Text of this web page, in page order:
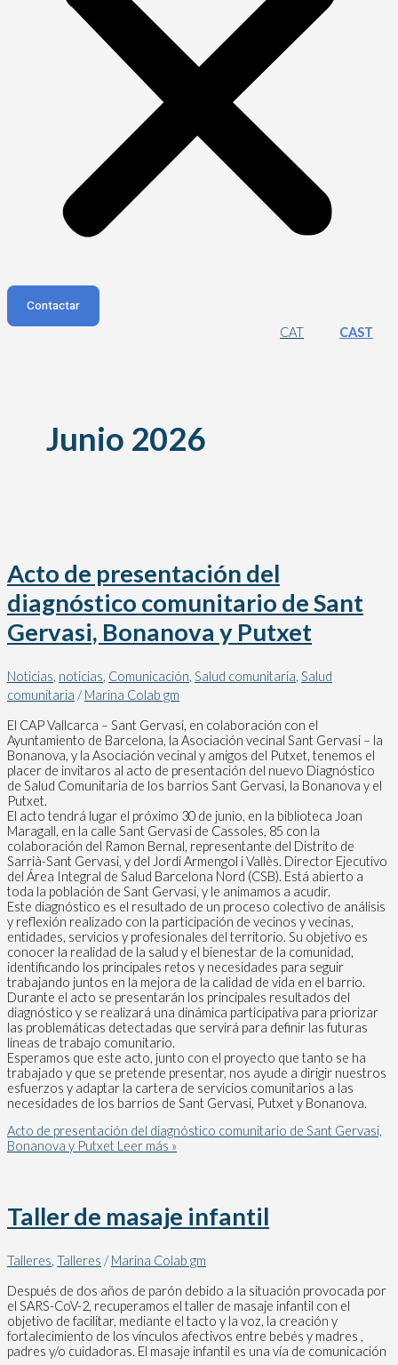
Contactar
CAT CAST
Junio 2026
Acto de presentación del
diagnóstico comunitario de Sant
Gervasi, Bonanova y Putxet
Noticias, noticias, Comunicación, Salud comunitaria, Salud
comunitaria / Marina Colab gm
El CAP Vallcarca – Sant Gervasi, en colaboración con el
Ayuntamiento de Barcelona, ​​la Asociación vecinal Sant Gervasi – la
Bonanova, y la Asociación vecinal y amigos del Putxet, tenemos el
placer de invitaros al acto de presentación del nuevo Diagnóstico
de Salud Comunitaria de los barrios Sant Gervasi, la Bonanova y el
Putxet.
El acto tendrá lugar el próximo 30 de junio, en la biblioteca Joan
Maragall, en la calle Sant Gervasi de Cassoles, 85 con la
colaboración del Ramon Bernal, representante del Distrito de
Sarrià-Sant Gervasi, y del Jordi Armengol i Vallès. Director Ejecutivo
del Área Integral de Salud Barcelona Nord (CSB). Está abierto a
toda la población de Sant Gervasi, y le animamos a acudir.
Este diagnóstico es el resultado de un proceso colectivo de análisis
y reflexión realizado con la participación de vecinos y vecinas,
entidades, servicios y profesionales del territorio. Su objetivo es
conocer la realidad de la salud y el bienestar de la comunidad,
identificando los principales retos y necesidades para seguir
trabajando juntos en la mejora de la calidad de vida en el barrio.
Durante el acto se presentarán los principales resultados del
diagnóstico y se realizará una dinámica participativa para priorizar
las problemáticas detectadas que servirá para definir las futuras
líneas de trabajo comunitario.
Esperamos que este acto, junto con el proyecto que tanto se ha
trabajado y que se pretende presentar, nos ayude a dirigir nuestros
esfuerzos y adaptar la cartera de servicios comunitarios a las
necesidades de los barrios de Sant Gervasi, Putxet y Bonanova.
Acto de presentación del diagnóstico comunitario de Sant Gervasi,
Bonanova y Putxet Leer más »
Taller de masaje infantil
Talleres, Talleres / Marina Colab gm
Después de dos años de parón debido a la situación provocada por
el SARS-CoV-2, recuperamos el taller de masaje infantil con el
objetivo de facilitar, mediante el tacto y la voz, la creación y
fortalecimiento de los vínculos afectivos entre bebés y madres ,
padres y/o cuidadoras. El masaje infantil es una vía de comunicación